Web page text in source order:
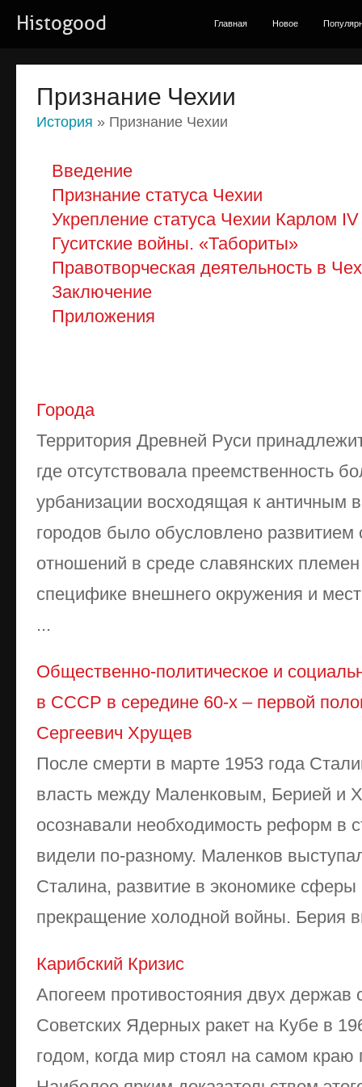
Histogood Главная Новое
Признание Чехии
История » Признание Чехии
Введение
Признание статуса Чехии
Укрепление статуса Чехии Карлом IV
Гуситские войны. «Табориты»
Правотворческая деятельность в
Заключение
Приложения
Города
Территория Древней Руси
где отсутствовала преемственность
урбанизации восходящая к античным
городов было обусловлено развитием
отношений в среде славянских
специфике внешнего окружения и
...
Общественно-политическое и
в СССР в середине 60-х – первой
Сергеевич Хрущев
После смерти в марте 1953 года
власть между Маленковым, Берией и
осознавали необходимость реформ в
видели по-разному. Маленков
Сталина, развитие в экономике сферы
прекращение холодной войны. Берия
Карибский Кризис
Апогеем противостояния двух держав
Советских Ядерных ракет на Кубе в
годом, когда мир стоял на самом